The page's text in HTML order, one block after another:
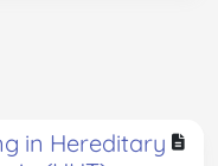
in Hereditary